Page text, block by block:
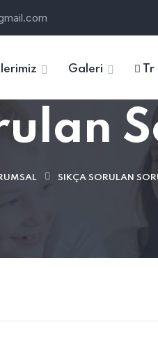
Galeri Tr
SIKÇA SORULAN